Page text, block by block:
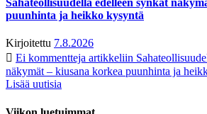
Sahateollisuudella edelleen synkät
puunhinta ja heikko kysyntä
Kirjoitettu 7.8.2026
Ei kommentteja artikkeliin
näkymät – kiusana korkea puunhinta ja
Lisää uutisia